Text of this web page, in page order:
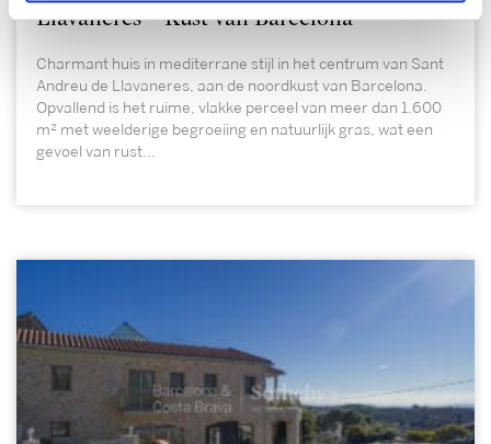
Llavaneres – Kust van Barcelona
Charmant huis in mediterrane stijl in het centrum van Sant
Andreu de Llavaneres, aan de noordkust van Barcelona.
Opvallend is het ruime, vlakke perceel van meer dan 1.600
m² met weelderige begroeiing en natuurlijk gras, wat een
gevoel van rust...